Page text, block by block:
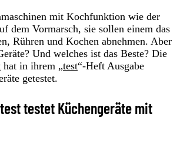
mit Kochfunktion wie der
dem Vormarsch, sie sollen einem das
Rühren und Kochen abnehmen. Aber
Und welches ist das Beste? Die
hat in ihrem „test“-Heft Ausgabe
getestet.
testet Küchengeräte mit